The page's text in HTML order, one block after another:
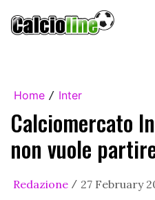
Home / Inter
Calciomercato
non vuole
Redazione / 27 February